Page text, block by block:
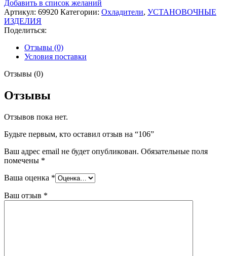
Добавить в список желаний
Артикул: 69920 Категории: Охладители, УСТАНОВОЧНЫЕ
ИЗДЕЛИЯ
Поделиться:
Отзывы (0)
Условия поставки
Отзывы (0)
Отзывы
Отзывов пока нет.
Будьте первым, кто оставил отзыв на “106”
Ваш адрес email не будет опубликован. Обязательные поля
помечены *
Ваша оценка *
Ваш отзыв *